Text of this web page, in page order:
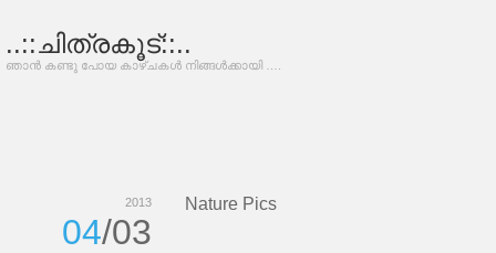
..::ചിത്രകൂട്::..
ഞാന്‍ കണ്ടു പോയ കാഴ്ചകള്‍ നിങ്ങള്‍ക്കായി ….
Nature Pics
2013
04/03